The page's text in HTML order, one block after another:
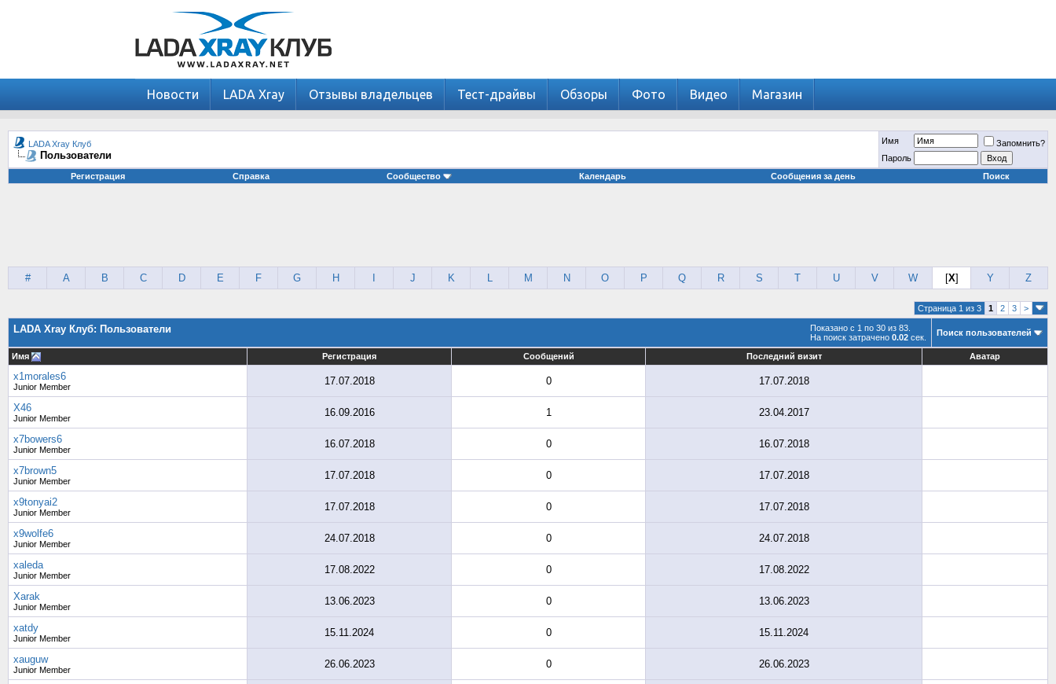
Новости LADA Xray Отзывы владельцев Тест-драйвы Обзоры Фото Видео Магазин
LADA Xray Клуб
Пользователи
Имя
Запомнить?
Пароль
Регистрация
Справка Сообщество Календарь Сообщения за день Поиск
# A B C D E F G H J K L M N O P Q R S T U V W [X] Y Z
Страница 1 из 3 1 2 3 >
Показано с 1 по 30 из 83.
На поиск затрачено 0.02 сек.
LADA Xray Клуб: Пользователи Поиск пользователей
Имя Регистрация Сообщений Последний визит Аватар
x1morales6
Junior Member 17.07.2018 0 17.07.2018
X46
Junior Member 16.09.2016 1 23.04.2017
x7bowers6
Junior Member 16.07.2018 0 16.07.2018
x7brown5
Junior Member 17.07.2018 0 17.07.2018
x9tonyai2
Junior Member 17.07.2018 0 17.07.2018
x9wolfe6
Junior Member 24.07.2018 0 24.07.2018
xaleda
Junior Member 17.08.2022 0 17.08.2022
Xarak
Junior Member 13.06.2023 0 13.06.2023
xatdy
Junior Member 15.11.2024 0 15.11.2024
xauguw
Junior Member 26.06.2023 0 26.06.2023